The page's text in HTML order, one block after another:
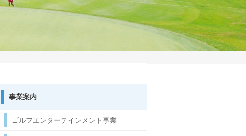
事業案内
ゴルフエンターテインメント事業